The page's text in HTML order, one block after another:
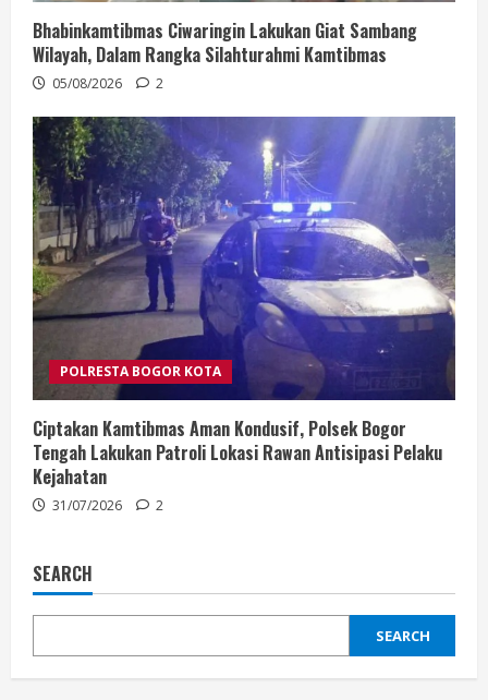
Bhabinkamtibmas Ciwaringin Lakukan Giat Sambang
Wilayah, Dalam Rangka Silahturahmi Kamtibmas
05/08/2026 2
POLRESTA BOGOR KOTA
Ciptakan Kamtibmas Aman Kondusif, Polsek Bogor
Tengah Lakukan Patroli Lokasi Rawan Antisipasi Pelaku
Kejahatan
31/07/2026 2
SEARCH
SEARCH